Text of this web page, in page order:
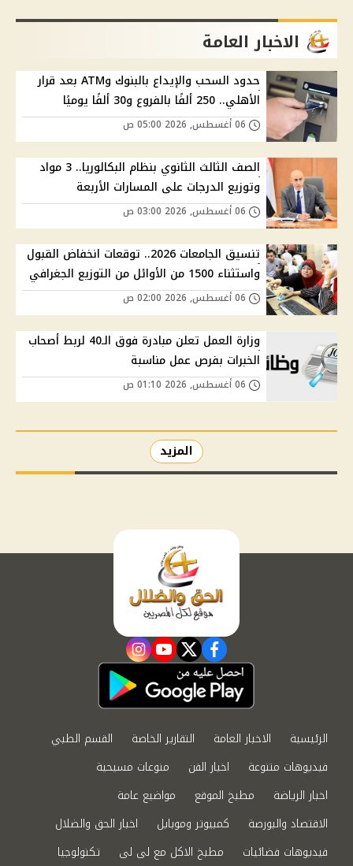
الاخبار العامة
حدود السحب والإيداع بالبنوك وATM بعد قرار
الأهلي.. 250 ألفًا بالفروع و30 ألفًا يوميًا
الصف الثالث الثانوي بنظام البكالوريا.. 3 مواد
وتوزيع الدرجات على المسارات الأربعة
تنسيق الجامعات 2026.. توقعات انخفاض القبول
واستثناء 1500 من الأوائل من التوزيع الجغرافي
وزارة العمل تعلن مبادرة فوق الـ40 لربط أصحاب
الخبرات بفرص عمل مناسبة
المزيد
facebook
twitter
youtube
instagram
الرئيسية الاخبار العامة التقارير الخاصة
القسم الطبي
فيديوهات متنوعة
اخبار الفن
منوعات مسيحية
اخبار الرياضة
مطبخ الموقع
مواضيع عامة
الاقتصاد والبورصة
كمبيوتر وموبايل
اخبار الحق والضلال
فيديوهات فضائيات
مطبخ الاكل مع لى لى تكنولوجيا